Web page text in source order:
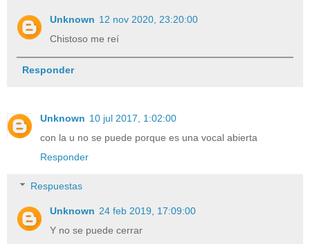
Unknown 12 nov 2020, 23:20:00
Chistoso me reí
Responder
Unknown 10 jul 2017, 1:02:00
con la u no se puede porque es una vocal abierta
Responder
Respuestas
Unknown 24 feb 2019, 17:09:00
Y no se puede cerrar